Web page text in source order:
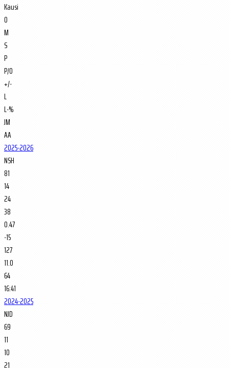
Kausi
O
M
S
P
P/O
+/-
L
L-%
JM
AA
2025-2026
NSH
81
14
24
38
0.47
-15
127
11.0
64
16:41
2024-2025
NJD
69
11
10
21